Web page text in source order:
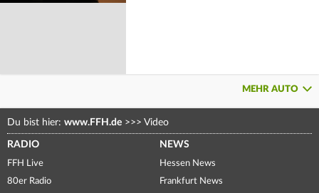
MEHR AUTO
Du bist hier: www.FFH.de >>> Video
RADIO
FFH Live
80er Radio
NEWS
Hessen News
Frankfurt News